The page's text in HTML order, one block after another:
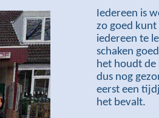
Iedereen is
zo goed kunt
iedereen te
schaken
het houdt de
dus nog
eerst een
het bevalt.